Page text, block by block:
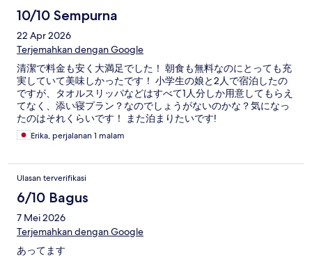
10/10 Sempurna
22 Apr 2026
Terjemahkan dengan Google
清潔で料金も安く大満足でした！ 朝食も無料なのにとっても充
実していて美味しかったです！ 小学生の娘と2人で宿泊したの
ですが、タオルスリッパなどはすべて1人分しか用意してもらえ
てなく、添い寝プラン？なのでしょうがないのかな？気になっ
たのはそれくらいです！ また泊まりたいです!
Erika, perjalanan 1 malam
Ulasan terverifikasi
6/10 Bagus
7 Mei 2026
Terjemahkan dengan Google
あってます